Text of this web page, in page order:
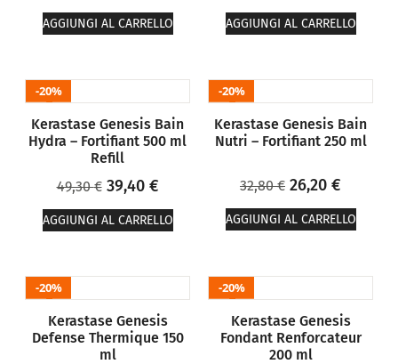
AGGIUNGI AL CARRELLO AGGIUNGI AL CARRELLO
20%
Kerastase Genesis Bain
Hydra – Fortifiant 500 ml
Refill
49,30€ 39,40 €
AGGIUNGI AL CARRELLO
20%
Kerastase Genesis Bain
Nutri – Fortifiant 250 ml
32,80€ 26,20 €
AGGIUNGI AL CARRELLO
20%
Kerastase Genesis
Defense Thermique 150
ml
20%
Kerastase Genesis
Fondant Renforcateur
200 ml